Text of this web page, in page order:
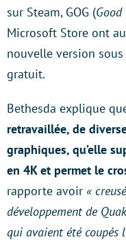
sur Steam, GOG (Good
Microsoft Store ont
nouvelle version
gratuit.
Bethesda explique
retravaillée, de
graphiques, qu’elle
en 4K et permet le
rapporte avoir «
développement de
qui avaient été coupés